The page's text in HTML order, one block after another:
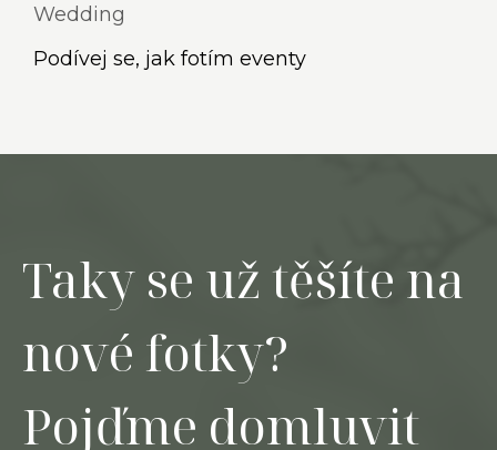
Wedding
Podívej se, jak fotím eventy
Taky se už těšíte na
nové fotky?
Pojďme domluvit